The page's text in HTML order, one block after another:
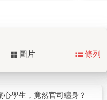
圖片 條列
心學生，竟然官司纏身？